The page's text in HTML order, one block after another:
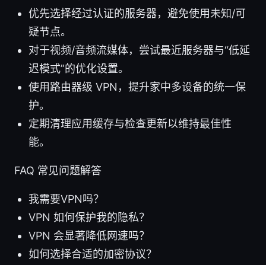
优先选择经过认证的服务器，避免使用未知/可
疑节点。
对于视频/音频流媒体，尝试最近服务器与“低延
迟模式”的优化设置。
使用路由器级 VPN，提升家中多设备的统一保
护。
定期清理应用缓存与检查更新以维持最佳性
能。
FAQ 常见问题解答
我需要VPN吗？
VPN 如何保护我的隐私？
VPN 会显著降低网速吗？
如何选择合适的加密协议？